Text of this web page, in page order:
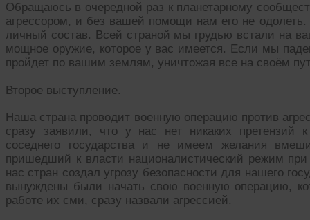
Обращаюсь в очередной раз к планетарному
агрессором, и без вашей помощи нам его не
личный состав. Всей страной мы грудью встали на
мощное оружие, которое у вас имеется. Если мы
пройдет по вашим землям, уничтожая все на своём
Второе выступление.
Наша страна проводит военную операцию против
сразу заявили, что у нас нет никаких претензий
соседнего государства и не имеем желания
пришедший к власти националистический режим при
нас стран создал угрозу безопасности для нашего
вынуждены были начать свою военную операцию,
работе их сми, сразу назвали агрессией.